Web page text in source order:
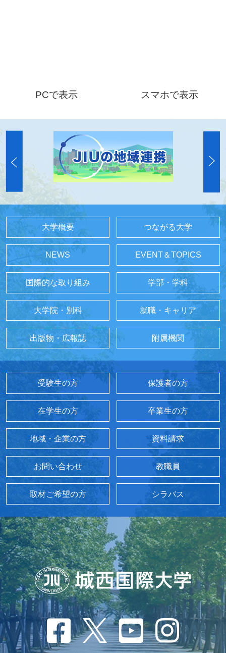
PCで表示 スマホで表示
大学概要 つながる大学
NEWS EVENT＆TOPICS
国際的な取り組み 学部・学科
大学院・別科 就職・キャリア
出版物・広報誌 附属機関
受験生の方 保護者の方
在学生の方 卒業生の方
地域・企業の方 資料請求
お問い合わせ 教職員
取材ご希望の方 シラバス